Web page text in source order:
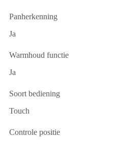
Panherkenning
Ja
Warmhoud functie
Ja
Soort bediening
Touch
Controle positie